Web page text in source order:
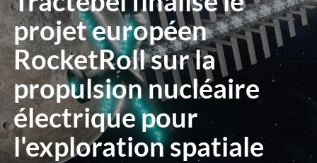
projet européen
RocketRoll sur la
propulsion nucléaire
électrique pour
l'exploration spatiale